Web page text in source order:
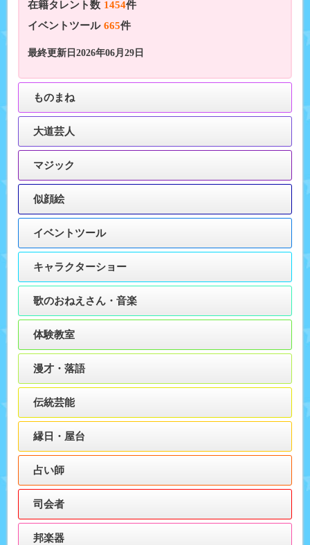
在籍タレント数 1454件
イベントツール 665件
最終更新日2026年06月29日
ものまね
大道芸人
マジック
似顔絵
イベントツール
キャラクターショー
歌のおねえさん・音楽
体験教室
漫才・落語
伝統芸能
縁日・屋台
占い師
司会者
邦楽器